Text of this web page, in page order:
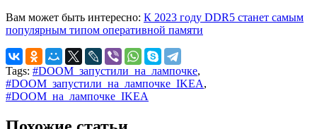
Вам может быть интересно: К 2023 году DDR5 станет самым
популярным типом оперативной памяти
Tags: #DOOM_запустили_на_лампочке,
#DOOM_запустили_на_лампочке_IKEA,
#DOOM_на_лампочке_IKEA